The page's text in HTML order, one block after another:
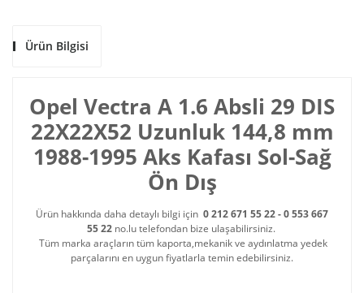
Ürün Bilgisi
Opel Vectra A 1.6 Absli 29 DIS
22X22X52 Uzunluk 144,8 mm
1988-1995 Aks Kafası Sol-Sağ
Ön Dış
Ürün hakkında daha detaylı bilgi için 0 212 671 55 22 - 0 553 667
55 22no.lu telefondan bize ulaşabilirsiniz.
Tüm marka araçların tüm kaporta,mekanik ve aydınlatma yedek
parçalarını en uygun fiyatlarla temin edebilirsiniz.